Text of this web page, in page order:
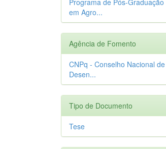
em Agro...
Agência de Fomento
CNPq - Conselho Nacional de
Desen...
Tipo de Documento
Tese